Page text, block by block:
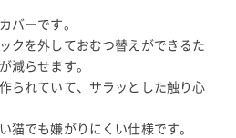
バーです。
クを外しておむつ替えができるた
減らせます。
られていて、サラッとした触り心
猫でも嫌がりにくい仕様です。